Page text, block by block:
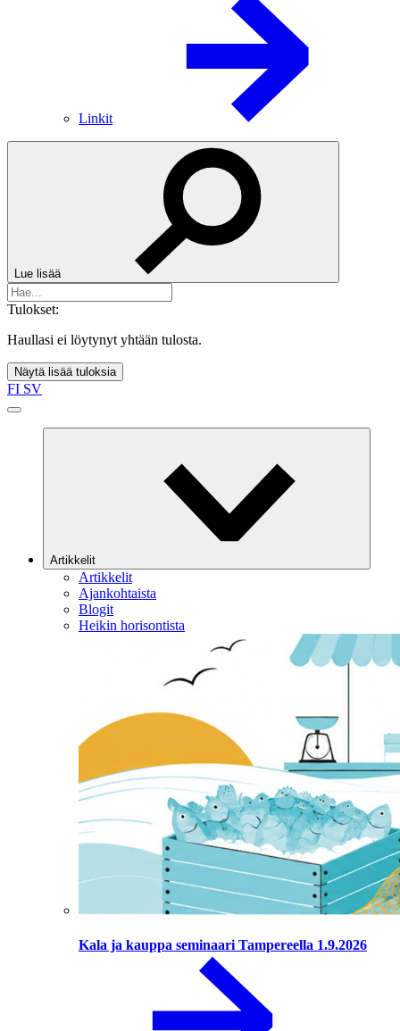
Linkit
Lue lisää
Tulokset:
Haullasi ei löytynyt yhtään tulosta.
Näytä lisää tuloksia
FI SV
Artikkelit
Artikkelit
Ajankohtaista
Blogit
Heikin horisontista
Kala ja kauppa seminaari Tampereella 1.9.2026